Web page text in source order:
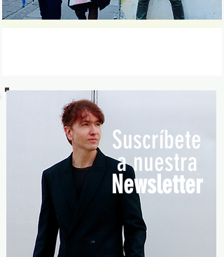
Suscríbete
a nuestra
Newsletter